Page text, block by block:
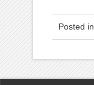
Posted in